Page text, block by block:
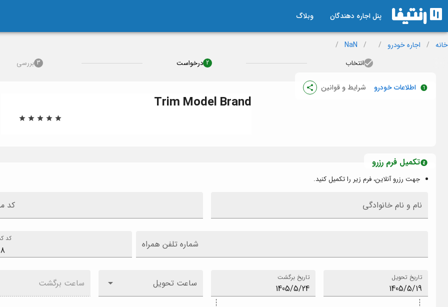
پنل اجاره دهندگان وبلاگ
خانه / اجاره خودرو /
/
NaN
/
انتخاب 2 درخواست 3 بررسی
اطلاعات خودرو شرایط و قوانین
Brand
Model
Trim
تکمیل فرم رزرو
جهت رزرو آنلاین، فرم زیر را تکمیل کنید.
نام و نام خانوادگی کد
کد شماره تلفن همراه
تاریخ تحویل تاریخ برگشت ساعت تحویل ساعت برگشت